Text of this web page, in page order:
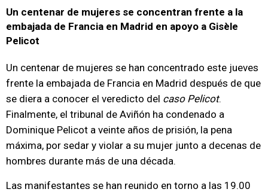
Un centenar de mujeres se concentran frente a la
embajada de Francia en Madrid en apoyo a Gisèle
Pelicot
Un centenar de mujeres se han concentrado este jueves
frente la embajada de Francia en Madrid después de que
se diera a conocer el veredicto del caso Pelicot.
Finalmente, el tribunal de Aviñón ha condenado a
Dominique Pelicot a veinte años de prisión, la pena
máxima, por sedar y violar a su mujer junto a decenas de
hombres durante más de una década.
Las manifestantes se han reunido en torno a las 19.00